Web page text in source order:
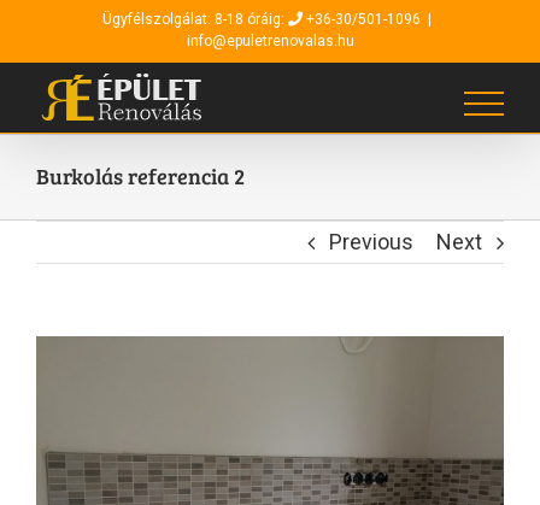
Ügyfélszolgálat: 8-18 óráig: +36-30/501-1096
info@epuletrenovalas.hu
Burkolás referencia 2
Previous Next